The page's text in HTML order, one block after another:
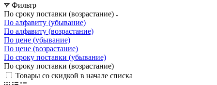
Фильтр
По сроку поставки (возрастание)
По алфавиту (убывание)
По алфавиту (возрастание)
По цене (убывание)
По цене (возрастание)
По сроку поставки (убывание)
По сроку поставки (возрастание)
Товары со скидкой в начале списка